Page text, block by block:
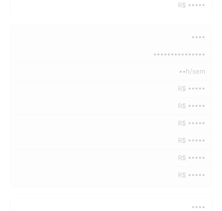
R$ •••••
••••
•••••••••••••••
••h/sem
R$ •••••
R$ •••••
R$ •••••
R$ •••••
R$ •••••
R$ •••••
••••